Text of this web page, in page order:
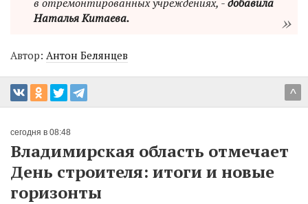
Наталья Китаева.
Автор: Антон Белянцев
^
сегодня в 08:48
Владимирская область отмечает
День строителя: итоги и новые
горизонты